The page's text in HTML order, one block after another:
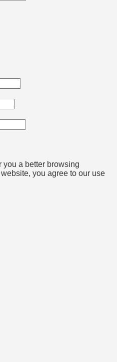
you a better browsing
you agree to our use